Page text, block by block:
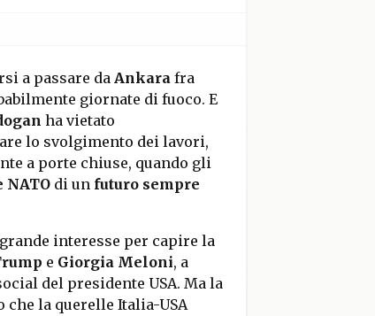
a passare da Ankarafra
giornate di fuoco. E
ha vietato
lo svolgimento dei lavori,
a porte chiuse, quando gli
NATO di un futuro sempre
interesse per capire la
e Giorgia Meloni, a
del presidente USA. Ma la
la querelle Italia-USA